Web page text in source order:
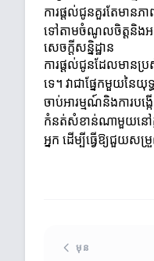
ការផ្តល់ជូនគួរតែមានភ
ទៅតាមចំណូលចិត្តនិង
សេចក្តីសន្និដ្ឋាន
ការផ្តល់ជូនដែលមានប្រ
ទេ។ វាជាផ្នែកមួយនៃ
ចាប់អារម្មណ៍និងការប
កំនត់សំខាន់ណាមួយនៅ
អ្នក ដើម្បីធ្វើឱ្យជួយស
មុន